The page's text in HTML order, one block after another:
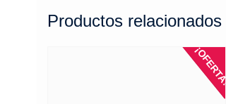
Productos relacionados
¡OFERTA!